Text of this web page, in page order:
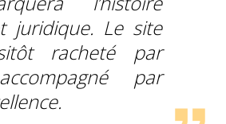
juridique. Le site
racheté par
par